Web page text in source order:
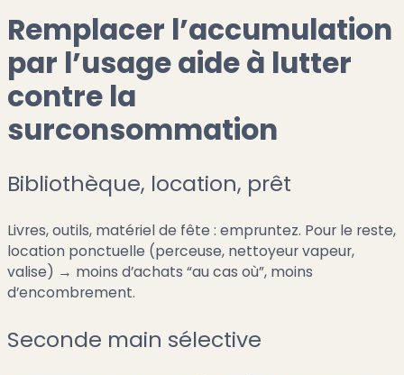
Remplacer l’accumulation
par l’usage aide à lutter
contre la
surconsommation
Bibliothèque, location, prêt
Livres, outils, matériel de fête : empruntez. Pour le reste,
location ponctuelle (perceuse, nettoyeur vapeur,
valise) → moins d’achats “au cas où”, moins
d’encombrement.
Seconde main sélective